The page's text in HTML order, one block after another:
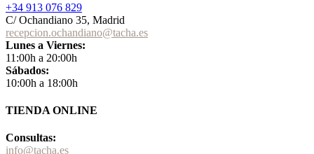
+34 913 076 829
C/ Ochandiano 35, Madrid
recepcion.ochandiano@tacha.es
Lunes a Viernes:
11:00h a 20:00h
Sábados:
10:00h a 18:00h
TIENDA ONLINE
Consultas:
info@tacha.es